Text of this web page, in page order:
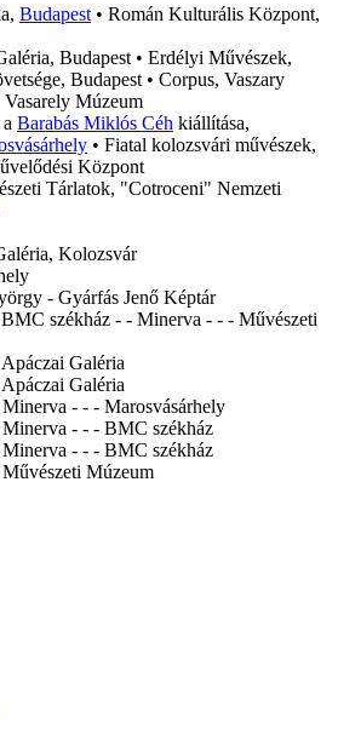
Budapest • Román Kulturális Központ,
Budapest • Erdélyi Művészek,
Budapest • Corpus, Vaszary
Múzeum
Barabás Miklós Céh kiállítása,
• Fiatal kolozsvári művészek,
Központ
Tárlatok, "Cotroceni" Nemzeti
Kolozsvár
- Gyárfás Jenő Képtár
székház - - Minerva - - - Művészeti
Galéria
Galéria
- - - Marosvásárhely
- - - BMC székház
- - - BMC székház
Múzeum